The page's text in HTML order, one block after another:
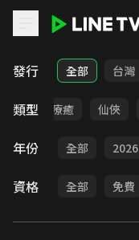
LINE TV - 戲劇
發行 全部 台灣
類型
驚悚 療癒 仙俠
年份 全部 2026
資格 全部 免費